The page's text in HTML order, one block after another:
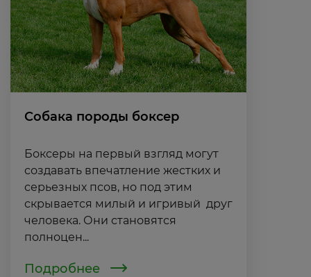
Собака породы боксер
Боксеры на первый взгляд могут
создавать впечатление жестких и
серьезных псов, но под этим
скрывается милый и игривый друг
человека. Они становятся
полноцен...
Подробнее